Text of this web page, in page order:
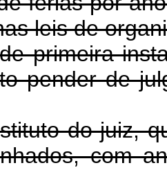
leis de
primeira
pender de
do juiz,
com